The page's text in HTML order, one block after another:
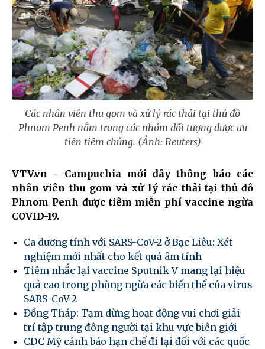
Các nhân viên thu gom và xử lý rác thải tại thủ đô
Phnom Penh nằm trong các nhóm đối tượng được ưu
tiên tiêm chủng. (Ảnh: Reuters)
VTV.vn - Campuchia mới đây thông báo các
nhân viên thu gom và xử lý rác thải tại thủ đô
Phnom Penh được tiêm miễn phí vaccine ngừa
COVID-19.
Ca dương tính với SARS-CoV-2 ở Bạc Liêu: Xét
nghiệm mới nhất cho kết quả âm tính
Tiêm nhắc lại vaccine Sputnik V mang lại hiệu
quả cao trong phòng ngừa các biến thể của virus
SARS-CoV-2
Đồng Tháp: Tạm dừng hoạt động vui chơi giải
trí tập trung đông người tại khu vực biên giới
CDC Mỹ cảnh báo hạn chế đi lại đối với các quốc